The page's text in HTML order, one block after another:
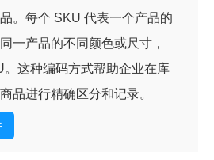
。每个 SKU 代表一个产品的
一产品的不同颜色或尺寸，
这种编码方式帮助企业在库
品进行精确区分和记录。